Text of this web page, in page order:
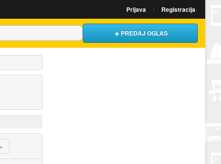
Prijava Registracija
PREDAJ OGLAS
»